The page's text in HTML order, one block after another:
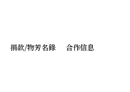
捐款/物芳名錄 合作信息